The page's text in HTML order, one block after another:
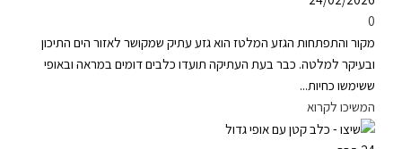
0
מקור והתפתחות הגזע המלטז הוא גזע עתיק שמקושר לאזור הים התיכון
ובעיקר למלטה. כבר בעת העתיקה תועדו כלבים דומים במראה ובאופי
ששימשו כחיות...
המשיכו לקרוא